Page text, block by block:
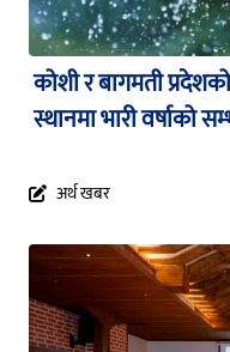
कोशी र बागमती
स्थानमा भारी वर्षाको
अर्थ खबर